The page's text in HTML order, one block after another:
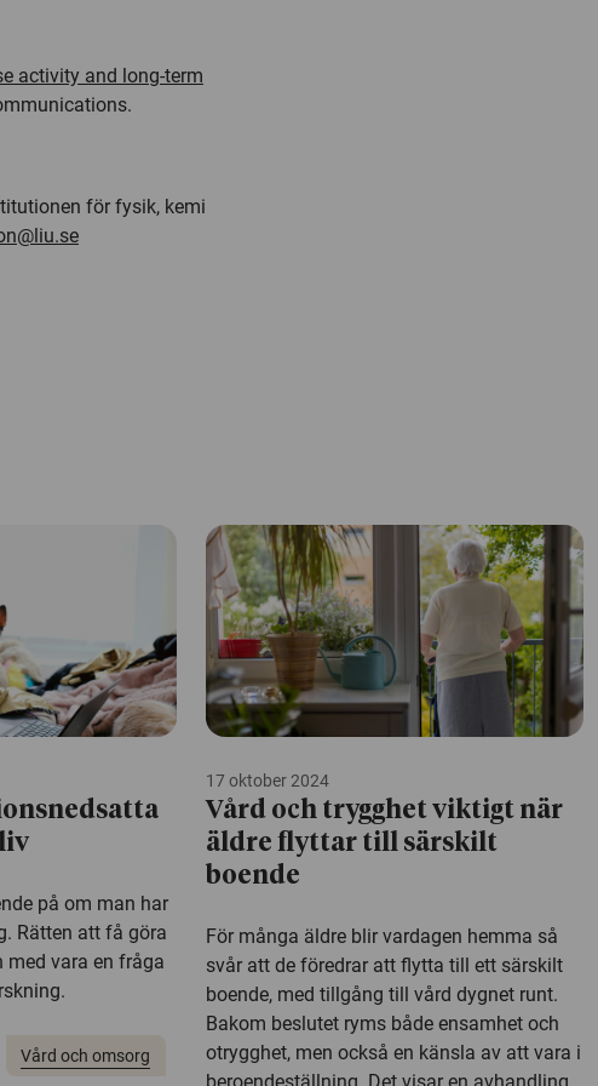
activity and long-term
.
för fysik, kemi
på om man har
Rätten att få göra
med vara en fråga
Vård och omsorg
17 oktober 2024
Vård och trygghet viktigt när
äldre flyttar till särskilt
boende
För många äldre blir vardagen hemma så
svår att de föredrar att flytta till ett särskilt
boende, med tillgång till vård dygnet runt.
Bakom beslutet ryms både ensamhet och
otrygghet, men också en känsla av att vara i